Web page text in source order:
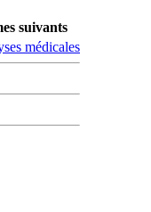
suivants
médicales